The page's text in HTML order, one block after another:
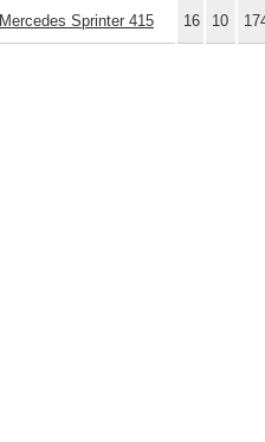
Mercedes Sprinter 415 16 10